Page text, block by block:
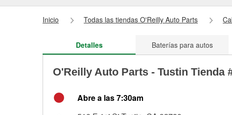
Inicio Todas las tiendas O'Reilly Auto Parts
Detalles Baterías para autos
O'Reilly Auto Parts - Tustin Tienda
Abre a las 7:30am